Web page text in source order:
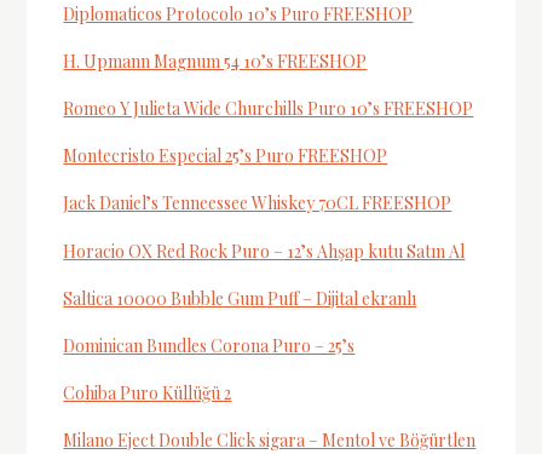
Diplomaticos Protocolo 10’s Puro FREESHOP
H. Upmann Magnum 54 10’s FREESHOP
Romeo Y Julieta Wide Churchills Puro 10’s FREESHOP
Montecristo Especial 25’s Puro FREESHOP
Jack Daniel’s Tenneessee Whiskey 70CL FREESHOP
Horacio OX Red Rock Puro – 12’s Ahşap kutu Satın Al
Saltica 10000 Bubble Gum Puff – Dijital ekranlı
Dominican Bundles Corona Puro – 25’s
Cohiba Puro Küllüğü 2
Milano Eject Double Click sigara – Mentol ve Böğürtlen